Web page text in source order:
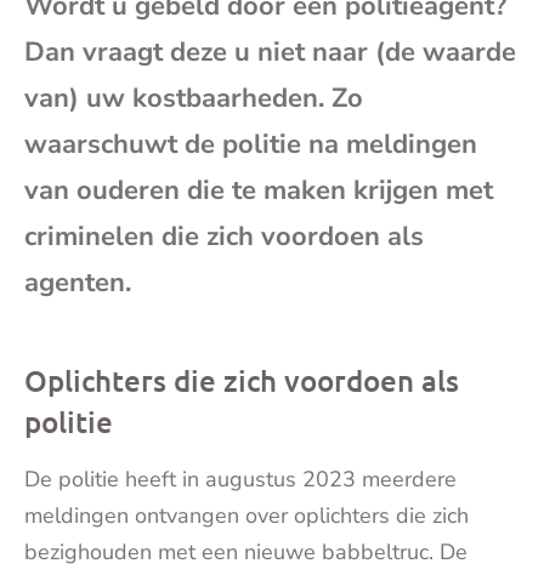
je
Dan vraagt deze u niet naar (de waarde
van) uw kostbaarheden. Zo
waarschuwt de politie na meldingen
van ouderen die te maken krijgen met
criminelen die zich voordoen als
agenten.
Oplichters die zich voordoen als
politie
De politie heeft in augustus 2023 meerdere
meldingen ontvangen over oplichters die zich
bezighouden met een nieuwe babbeltruc. De